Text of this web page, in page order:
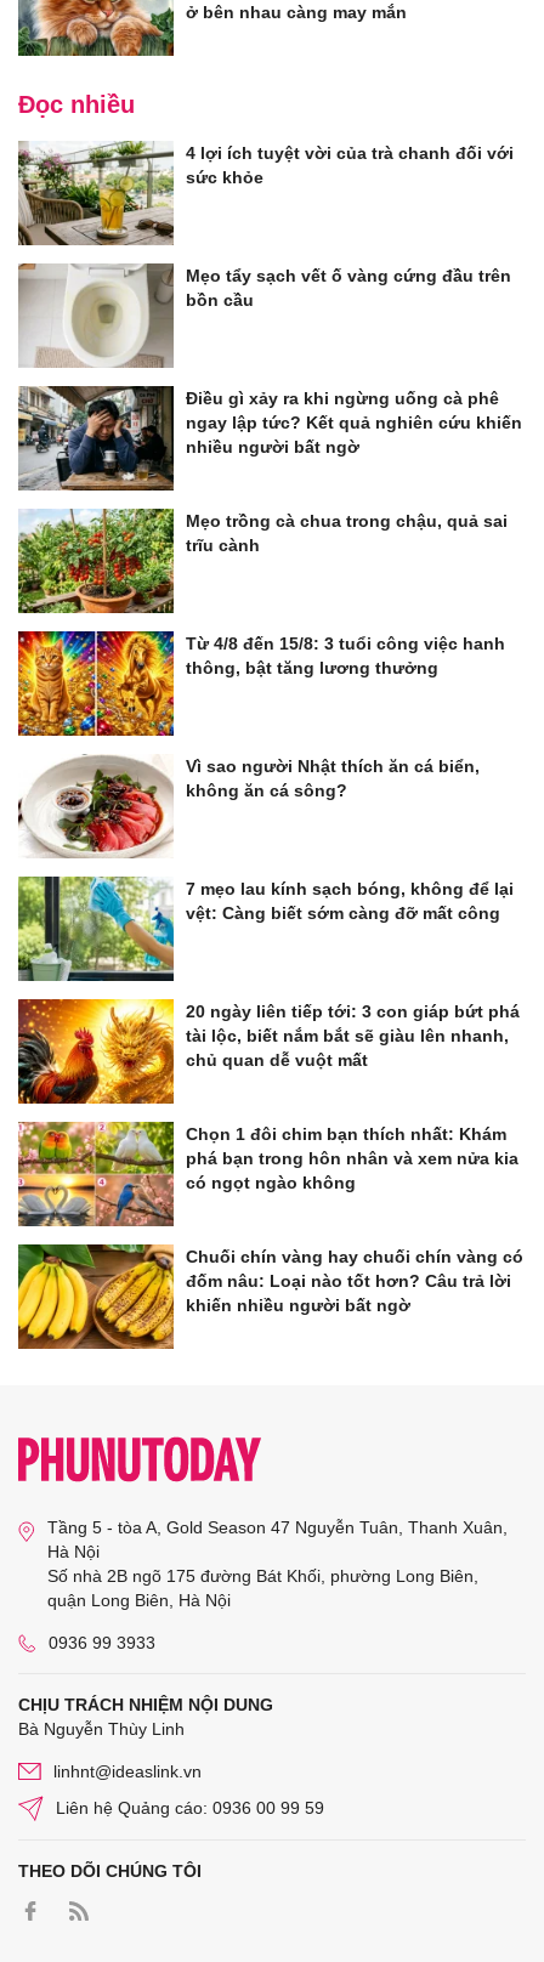
ở bên nhau càng may mắn
Đọc nhiều
4 lợi ích tuyệt vời của trà chanh đối với
sức khỏe
Mẹo tẩy sạch vết ố vàng cứng đầu trên
bồn cầu
Điều gì xảy ra khi ngừng uống cà phê
ngay lập tức? Kết quả nghiên cứu khiến
nhiều người bất ngờ
Mẹo trồng cà chua trong chậu, quả sai
trĩu cành
Từ 4/8 đến 15/8: 3 tuổi công việc hanh
thông, bật tăng lương thưởng
Vì sao người Nhật thích ăn cá biển,
không ăn cá sông?
7 mẹo lau kính sạch bóng, không để lại
vệt: Càng biết sớm càng đỡ mất công
20 ngày liên tiếp tới: 3 con giáp bứt phá
tài lộc, biết nắm bắt sẽ giàu lên nhanh,
chủ quan dễ vuột mất
Chọn 1 đôi chim bạn thích nhất: Khám
phá bạn trong hôn nhân và xem nửa kia
có ngọt ngào không
Chuối chín vàng hay chuối chín vàng có
đốm nâu: Loại nào tốt hơn? Câu trả lời
khiến nhiều người bất ngờ
Tầng 5 - tòa A, Gold Season 47 Nguyễn Tuân, Thanh Xuân,
Hà Nội
Số nhà 2B ngõ 175 đường Bát Khối, phường Long Biên,
quận Long Biên, Hà Nội
0936 99 3933
CHỊU TRÁCH NHIỆM NỘI DUNG
Bà Nguyễn Thùy Linh
linhnt@ideaslink.vn
Liên hệ Quảng cáo: 0936 00 99 59
THEO DÕI CHÚNG TÔI